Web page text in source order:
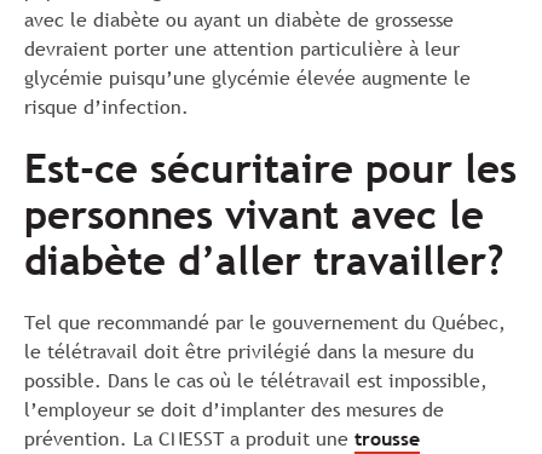
avec le diabète ou ayant un diabète de grossesse
devraient porter une attention particulière à leur
glycémie puisqu’une glycémie élevée augmente le
risque d’infection.
Est-ce sécuritaire pour les
personnes vivant avec le
diabète d’aller travailler?
Tel que recommandé par le gouvernement du Québec,
le télétravail doit être privilégié dans la mesure du
possible. Dans le cas où le télétravail est impossible,
l’employeur se doit d’implanter des mesures de
prévention. La CNESST a produit une trousse